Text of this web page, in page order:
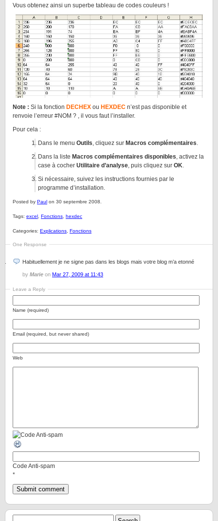
Vous obtenez ainsi un superbe tableau de codes couleurs !
Note : Si la fonction DECHEX ou HEXDEC n’est pas disponible et
renvoie l’erreur #NOM ? , il vous faut l’installer.
Pour cela :
Dans le menu Outils, cliquez sur Macros complémentaires.
Dans la liste Macros complémentaires disponibles, activez la
case à cocher Utilitaire d’analyse, puis cliquez sur OK.
Si nécessaire, suivez les instructions fournies par le
programme d’installation.
Posted by Paul on 30 septembre 2008.
Tags: excel Fonctions hexdec
Categories: Explications Fonctions
One Response
Habituellement je ne signe pas dans les blogs mais votre blog m’a etonné
by Marie on Mar 27, 2009 at 11:43
Leave a Reply
Name (required)
Email (required, but never shared)
Web
Code Anti-spam
*